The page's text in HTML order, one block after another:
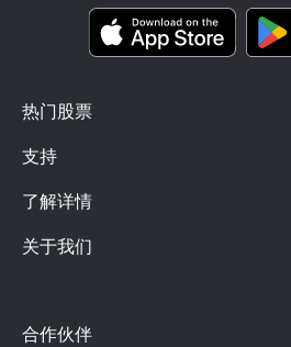
热门股票
支持
了解详情
关于我们
投诉信息（FCA 客户）
合作伙伴